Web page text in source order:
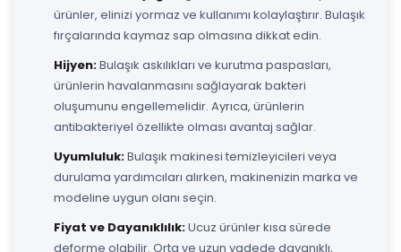
ürünler, elinizi yormaz ve kullanımı kolaylaştırır. Bulaşık
fırçalarında kaymaz sap olmasına dikkat edin.
Hijyen:Bulaşık askılıkları ve kurutma paspasları,
ürünlerin havalanmasını sağlayarak bakteri
oluşumunu engellemelidir. Ayrıca, ürünlerin
antibakteriyel özellikte olması avantaj sağlar.
Uyumluluk:Bulaşık makinesi temizleyicileri veya
durulama yardımcıları alırken, makinenizin marka ve
modeline uygun olanı seçin.
Fiyat ve Dayanıklılık:Ucuz ürünler kısa sürede
deforme olabilir. Orta ve uzun vadede dayanıklı,